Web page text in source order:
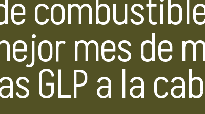
mes de
GLP a la